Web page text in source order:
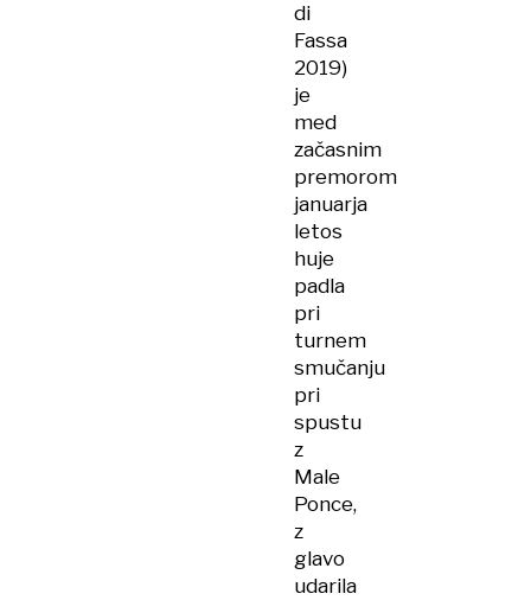
di
Fassa
2019)
je
med
začasnim
premorom
januarja
letos
huje
padla
pri
turnem
smučanju
pri
spustu
z
Male
Ponce,
z
glavo
udarila